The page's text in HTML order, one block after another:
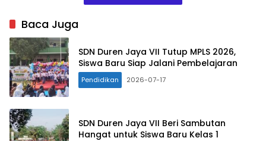
Baca Juga
SDN Duren Jaya VII Tutup MPLS 2026,
Siswa Baru Siap Jalani Pembelajaran
Pendidikan 2026-07-17
SDN Duren Jaya VII Beri Sambutan
Hangat untuk Siswa Baru Kelas 1